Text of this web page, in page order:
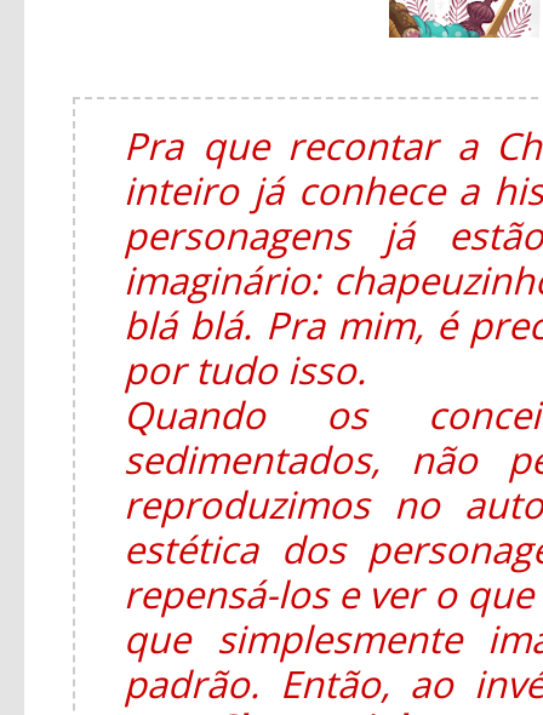
Pra que recontar a
inteiro já conhece a
personagens já
imaginário:
blá blá. Pra mim, é
por tudo isso.
Quando os
sedimentados, não
reproduzimos no
estética dos
repensá-los e ver o
que simplesmente
padrão. Então, ao